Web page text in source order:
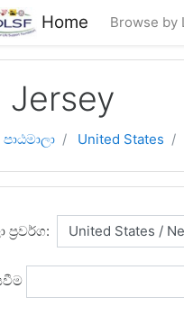
යන්න
Home Browse by
Jersey
පාඨමාලා United States
ප්‍රවර්ග: